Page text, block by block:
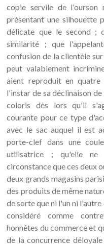
copie servile de l'ourson
présentant une silhouette
délicate que le second ;
similarité ; que
confusion de la clientèle
peut valablement
aient reproduit en
l'instar de sa déclinaison
coloris dès lors qu'il
courante pour ce type
avec le sac auquel il est
porte-clef dans une
utilisatrice ; qu'elle ne
circonstance que ces deux
deux grands magasins
des produits de même
de sorte que ni l'un ni
considéré comme
honnêtes du commerce et
de la concurrence